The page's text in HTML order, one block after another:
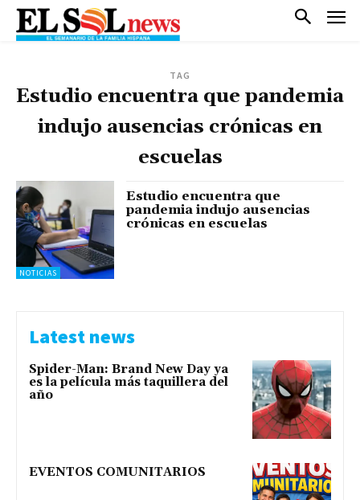
TAG
Estudio encuentra que pandemia
indujo ausencias crónicas en
escuelas
NOTICIAS
Estudio encuentra que
pandemia indujo ausencias
crónicas en escuelas
Latest news
Spider-Man: Brand New Day ya
es la película más taquillera del
año
EVENTOS COMUNITARIOS